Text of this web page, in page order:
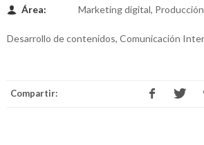
Área:
Marketing digital,
Desarrollo de contenidos, Comunicación
Compartir: